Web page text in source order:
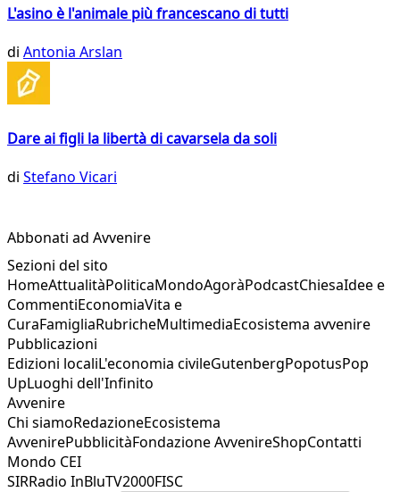
L'asino è l'animale più francescano di tutti
di Antonia Arslan
Dare ai figli la libertà di cavarsela da soli
di Stefano Vicari
Abbonati ad Avvenire
Sezioni del sito
HomeAttualitàPoliticaMondoAgoràPodcastChiesaIdee e
CommentiEconomiaVita e
CuraFamigliaRubricheMultimediaEcosistema avvenire
Pubblicazioni
Edizioni localiL'economia civileGutenbergPopotusPop
UpLuoghi dell'Infinito
Avvenire
Chi siamoRedazioneEcosistema
AvvenirePubblicitàFondazione AvvenireShopContatti
Mondo CEI
SIRRadio InBluTV2000FISC